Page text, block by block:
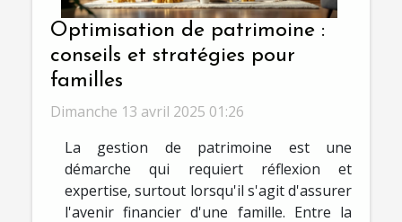
Optimisation de patrimoine :
conseils et stratégies pour
familles
Dimanche 13 avril 2025 01:26
La gestion de patrimoine est une
démarche qui requiert réflexion et
expertise, surtout lorsqu'il s'agit d'assurer
l'avenir financier d'une famille. Entre la